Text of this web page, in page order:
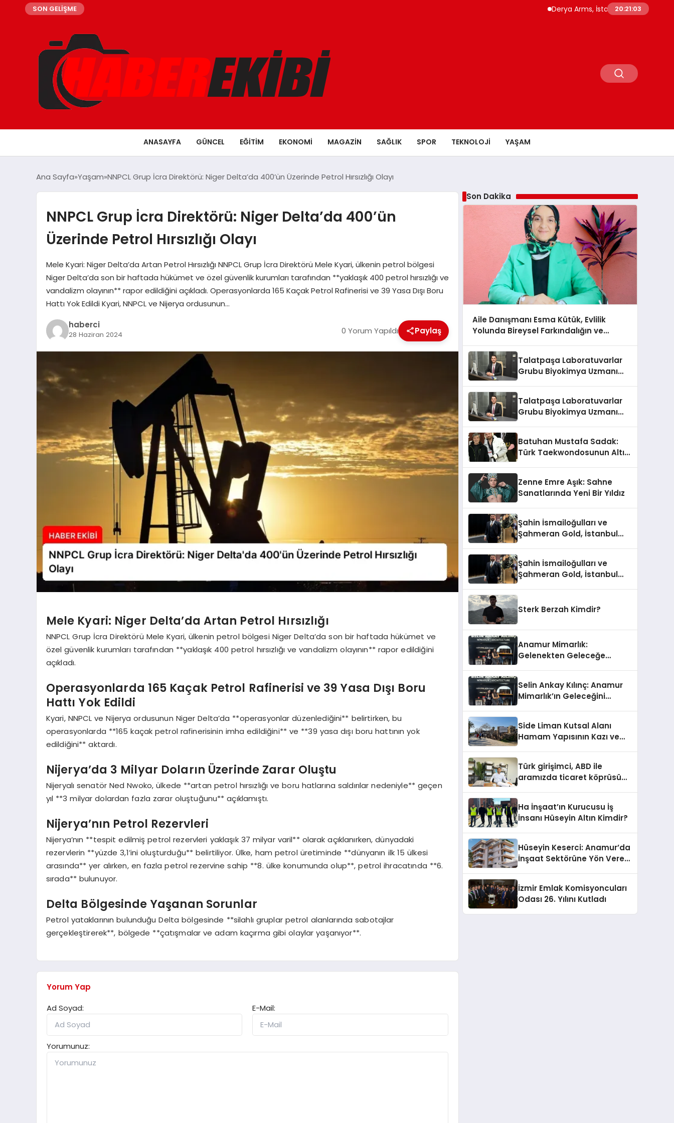
SON GELİŞME Derya Arms, İstanbul Prohunt 2026’da
20:21:04
ANASAYFA GÜNCEL EĞITIM EKONOMI MAGAZIN SAĞLIK SPOR TEKNOLOJI YAŞAM
Ana Sayfa Yaşam NNPCL Grup İcra Direktörü: Niger Delta’da 400’ün Üzerinde Petrol Hırsızlığı Olayı
NNPCL Grup İcra Direktörü: Niger Delta’da 400’ün
Üzerinde Petrol Hırsızlığı Olayı
Mele Kyari: Niger Delta’da Artan Petrol Hırsızlığı NNPCL Grup İcra Direktörü Mele Kyari, ülkenin petrol bölgesi
Niger Delta’da son bir haftada hükümet ve özel güvenlik kurumları tarafından **yaklaşık 400 petrol hırsızlığı ve
vandalizm olayının** rapor edildiğini açıkladı. Operasyonlarda 165 Kaçak Petrol Rafinerisi ve 39 Yasa Dışı Boru
Hattı Yok Edildi Kyari, NNPCL ve Nijerya ordusunun…
haberci
28 Haziran 2024 0 Yorum Yapıldı Paylaş
Mele Kyari: Niger Delta’da Artan Petrol Hırsızlığı
NNPCL Grup İcra Direktörü Mele Kyari, ülkenin petrol bölgesi Niger Delta’da son bir haftada hükümet ve
özel güvenlik kurumları tarafından **yaklaşık 400 petrol hırsızlığı ve vandalizm olayının** rapor edildiğini
açıkladı.
Operasyonlarda 165 Kaçak Petrol Rafinerisi ve 39 Yasa Dışı Boru
Hattı Yok Edildi
Kyari, NNPCL ve Nijerya ordusunun Niger Delta’da **operasyonlar düzenlediğini** belirtirken, bu
operasyonlarda **165 kaçak petrol rafinerisinin imha edildiğini** ve **39 yasa dışı boru hattının yok
edildiğini** aktardı.
Nijerya’da 3 Milyar Doların Üzerinde Zarar Oluştu
Nijeryalı senatör Ned Nwoko, ülkede **artan petrol hırsızlığı ve boru hatlarına saldırılar nedeniyle** geçen
yıl **3 milyar dolardan fazla zarar oluştuğunu** açıklamıştı.
Nijerya’nın Petrol Rezervleri
Nijerya’nın **tespit edilmiş petrol rezervleri yaklaşık 37 milyar varil** olarak açıklanırken, dünyadaki
rezervlerin **yüzde 3,1’ini oluşturduğu** belirtiliyor. Ülke, ham petrol üretiminde **dünyanın ilk 15 ülkesi
arasında** yer alırken, en fazla petrol rezervine sahip **8. ülke konumunda olup**, petrol ihracatında **6.
sırada** bulunuyor.
Delta Bölgesinde Yaşanan Sorunlar
Petrol yataklarının bulunduğu Delta bölgesinde **silahlı gruplar petrol alanlarında sabotajlar
gerçekleştirerek**, bölgede **çatışmalar ve adam kaçırma gibi olaylar yaşanıyor**.
Yorum Yap
Ad Soyad:
E-Mail:
Yorumunuz:
Son Dakika
Aile Danışmanı Esma Kütük, Evlilik
Yolunda Bireysel Farkındalığın ve
Talatpaşa Laboratuvarlar
Grubu Biyokimya Uzmanı
Talatpaşa Laboratuvarlar
Grubu Biyokimya Uzmanı
Batuhan Mustafa Sadak:
Türk Taekwondosunun Altın
Zenne Emre Aşık: Sahne
Sanatlarında Yeni Bir Yıldız
Şahin İsmailoğulları ve
Şahmeran Gold, İstanbul
Şahin İsmailoğulları ve
Şahmeran Gold, İstanbul
Sterk Berzah Kimdir?
Anamur Mimarlık:
Gelenekten Geleceğe
Selin Ankay Kılınç: Anamur
Mimarlık’ın Geleceğini
Side Liman Kutsal Alanı
Hamam Yapısının Kazı ve
Katkılarıyla Tamamlandı
Türk girişimci, ABD ile
aramızda ticaret köprüsü
Ha İnşaat’ın Kurucusu İş
İnsanı Hüseyin Altın Kimdir?
Hüseyin Keserci: Anamur’da
İnşaat Sektörüne Yön Veren
İzmir Emlak Komisyoncuları
Odası 26. Yılını Kutladı